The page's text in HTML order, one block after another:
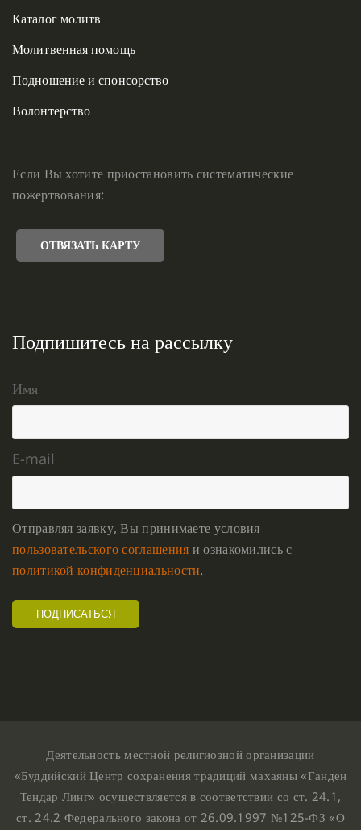
Каталог молитв
Молитвенная помощь
Подношение и спонсорство
Волонтерство
Если Вы хотите приостановить систематические
пожертвования:
ОТВЯЗАТЬ КАРТУ
Подпишитесь на рассылку
Имя
E-mail
Отправляя заявку, Вы принимаете условия
пользовательского соглашения и ознакомились с
политикой конфиденциальности.
Деятельность местной религиозной организации
«Буддийский Центр сохранения традиций махаяны «Ганден
Тендар Линг» осуществляется в соответствии со ст. 24.1,
ст. 24.2 Федерального закона от 26.09.1997 №125-ФЗ «О